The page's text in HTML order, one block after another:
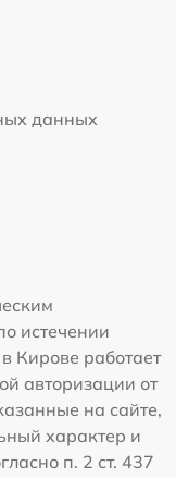
данных
истечении
Кирове работает
авторизации от
на сайте,
характер и
п. 2 ст. 437